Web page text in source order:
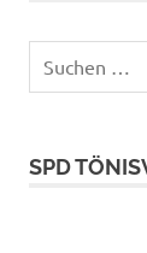
nach:
SPD